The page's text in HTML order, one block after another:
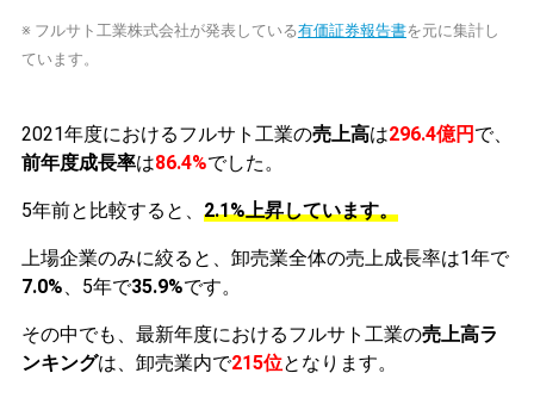
※ フルサト工業株式会社が発表している有価証券報告書を元に集計し
ています。
2021年度におけるフルサト工業の売上高は296.4億円 で、
前年度成長率は86.4%でした。
5年前と比較すると、 2.1%上昇しています。
上場企業のみに絞ると、卸売業全体の売上成長率は1年で
7.0%、5年で35.9%です。
その中でも、最新年度におけるフルサト工業の売上高ラ
ンキングは、卸売業内で215位となります。